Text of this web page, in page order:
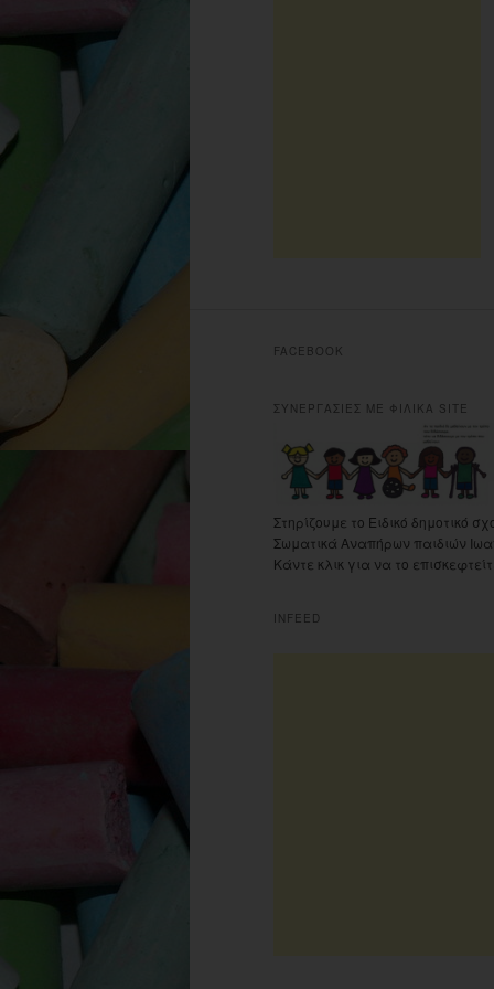
FACEBOOK
ΣΥΝΕΡΓΑΣΙΕΣ ΜΕ ΦΙΛΙΚΑ SITE
Στηρίζουμε το Ειδικό δημοτικό
Σωματικά Αναπήρων παιδιών
Κάντε κλικ για να το
INFEED